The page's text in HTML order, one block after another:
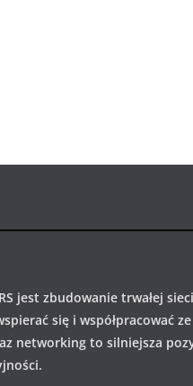
jest zbudowanie trwałej sieci
się i współpracować ze
networking to silniejsza